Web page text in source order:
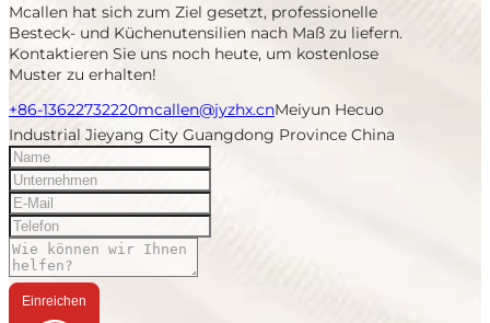
Mcallen hat sich zum Ziel gesetzt, professionelle
Besteck- und Küchenutensilien nach Maß zu liefern.
Kontaktieren Sie uns noch heute, um kostenlose
Muster zu erhalten!
+86-13622732220mcallen@jyzhx.cnMeiyun Hecuo
Industrial Jieyang City Guangdong Province China
Einreichen